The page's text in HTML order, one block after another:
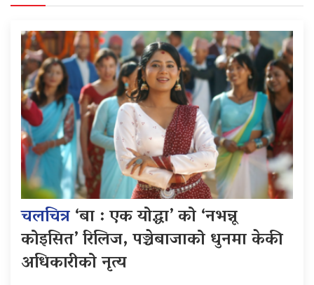
चलचित्र‘बा : एक योद्धा’ को ‘नभन्नू
कोइसित’ रिलिज, पञ्चेबाजाको धुनमा केकी
अधिकारीको नृत्य